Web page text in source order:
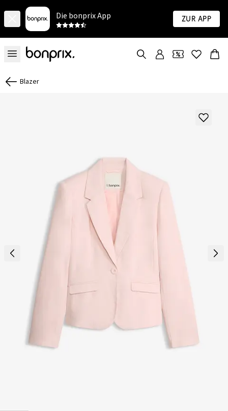
Die bonprix App Zur App
Blazer